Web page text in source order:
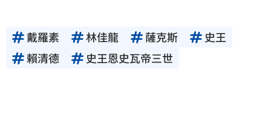
戴羅素 林佳龍 薩克斯
史王
賴清德
史王恩史瓦帝三世